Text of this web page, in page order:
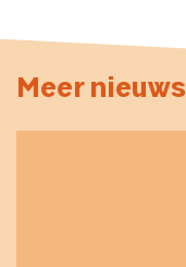
Meer nieuws